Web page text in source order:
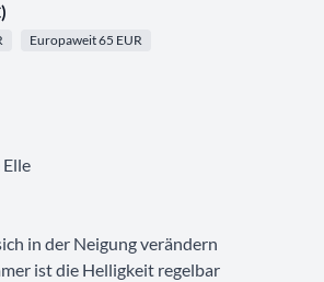
Europaweit 65 EUR
in der Neigung verändern
ist die Helligkeit regelbar